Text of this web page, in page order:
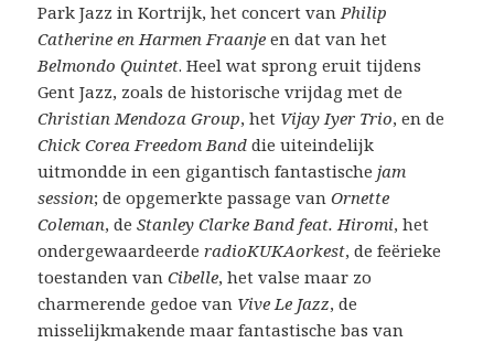
Park Jazz in Kortrijk, het concert vanPhilip
Catherine en Harmen Fraanje en dat van het
Belmondo Quintet. Heel wat sprong eruit tijdens
Gent Jazz, zoals de historische vrijdag met de
Christian Mendoza Group, het Vijay Iyer Trio, en de
Chick Corea Freedom Band die uiteindelijk
uitmondde in een gigantisch fantastischejam
session; de opgemerkte passage vanOrnette
Coleman, deStanley Clarke Band feat. Hiromi, het
ondergewaardeerderadioKUKAorkest, de feërieke
toestanden vanCibelle, het valse maar zo
charmerende gedoe van Vive Le Jazz, de
misselijkmakende maar fantastische bas van